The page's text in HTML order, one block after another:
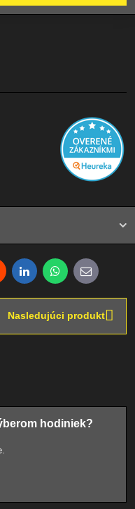
LinkedInWhatsApp
E-
mail
Nasledujúci produkt
hodiniek?